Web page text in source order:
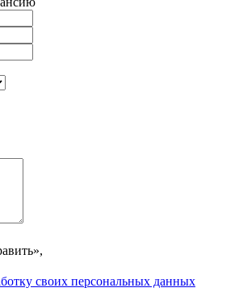
своих персональных данных